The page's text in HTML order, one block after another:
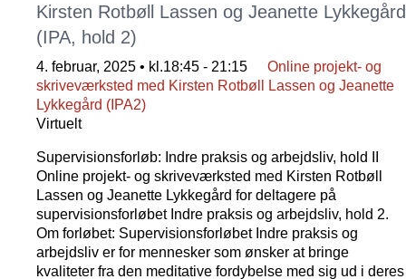
Kirsten Rotbøll Lassen og Jeanette Lykkegård
(IPA, hold 2)
4. februar, 2025 • kl.18:45 - 21:15
Online projekt- og
skriveværksted med Kirsten Rotbøll Lassen og Jeanette
Lykkegård (IPA2)
Virtuelt
Supervisionsforløb: Indre praksis og arbejdsliv, hold II
Online projekt- og skriveværksted med Kirsten Rotbøll
Lassen og Jeanette Lykkegård for deltagere på
supervisionsforløbet Indre praksis og arbejdsliv, hold 2.
Om forløbet: Supervisionsforløbet Indre praksis og
arbejdsliv er for mennesker som ønsker at bringe
kvaliteter fra den meditative fordybelse med sig ud i deres